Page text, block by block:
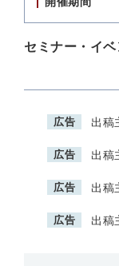
セミナー・イ
広告 出稿
広告 出稿
広告 出稿
広告 出稿